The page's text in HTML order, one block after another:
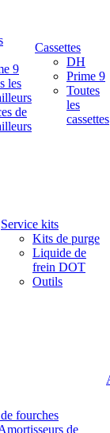
9
les
de
Cassettes
DH
Prime 9
Toutes
les
cassettes
Service kits
Kits de purge
Liquide de
frein DOT
Outils
fourches
de